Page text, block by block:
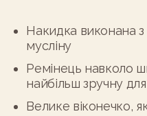
Накидка виконана
мусліну
Ремінець навколо
найбільш зручну
Велике віконечко,